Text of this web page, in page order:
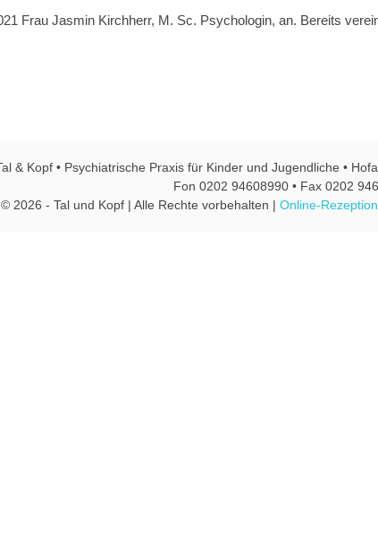
Frau Jasmin Kirchherr, M. Sc. Psychologin, an. Bereits
& Kopf • Psychiatrische Praxis für Kinder und Jugendliche •
Fon 0202 94608990 • Fax 0202
© 2026 - Tal und Kopf | Alle Rechte vorbehalten | Online-Rezeption